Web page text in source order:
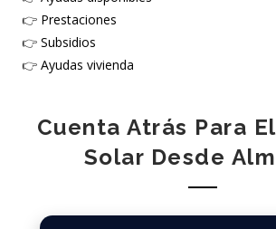
👉 Prestaciones
👉 Subsidios
👉 Ayudas vivienda
Cuenta Atrás Para
Solar Desde